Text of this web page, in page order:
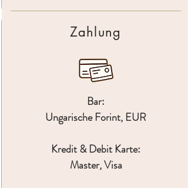
Zahlung
Bar:
Ungarische Forint, EUR
Kredit & Debit Karte:
Master, Visa